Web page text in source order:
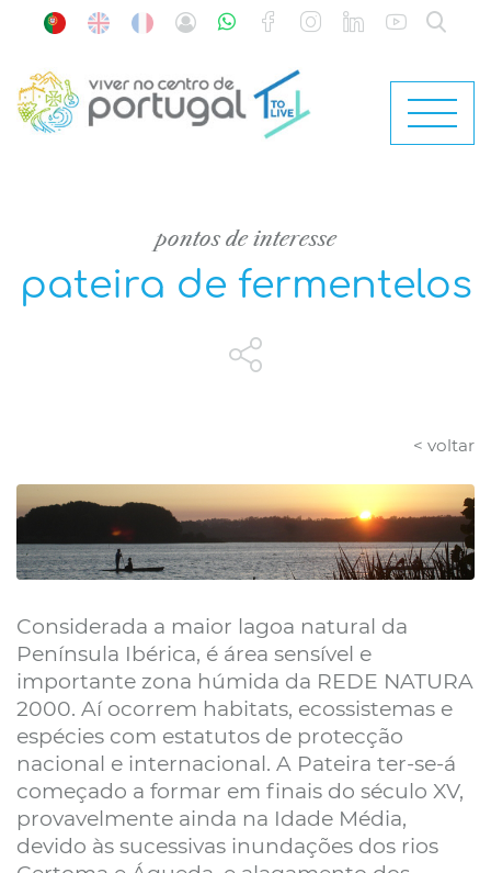
pontos de interesse
pateira de fermentelos
< voltar
Considerada a maior lagoa natural da
Península Ibérica, é área sensível e
importante zona húmida da REDE NATURA
2000. Aí ocorrem habitats, ecossistemas e
espécies com estatutos de protecção
nacional e internacional. A Pateira ter-se-á
começado a formar em finais do século XV,
provavelmente ainda na Idade Média,
devido às sucessivas inundações dos rios